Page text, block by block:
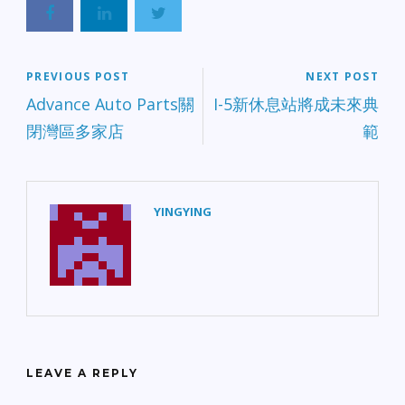
PREVIOUS POST
Advance Auto Parts關
閉灣區多家店
NEXT POST
I-5新休息站將成未來典
範
YINGYING
LEAVE A REPLY